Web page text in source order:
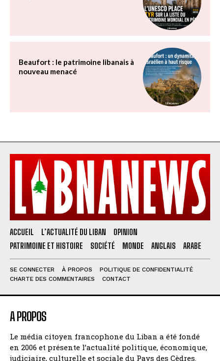
Beaufort : le patrimoine libanais à
nouveau menacé
ACCUEIL L’ACTUALITÉ DU LIBAN
OPINION
PATRIMOINE ET HISTOIRE
SOCIÉTÉ MONDE ANGLAIS ARABE
SE CONNECTER À PROPOS
POLITIQUE DE CONFIDENTIALITÉ
CHARTE DES COMMENTAIRES
CONTACT
A PROPOS
Le média citoyen francophone du Liban a été fondé
en 2006 et présente l’actualité politique, économique,
judiciaire, culturelle et sociale du Pays des Cèdres.